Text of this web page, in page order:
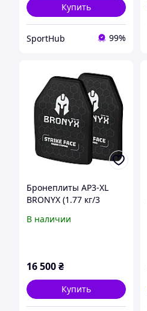
Купить
SportHub 99%
Бронеплиты AP3-XL
BRONYX (1.77 кг/3
В наличии
16 500₴
Купить